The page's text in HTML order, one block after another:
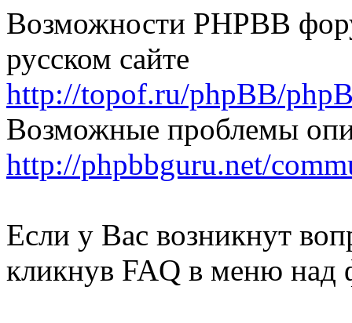
Возможности PHPBB
русском сайте
http://topof.ru/phpBB/
Возможные проблемы
http://phpbbguru.net/
Если у Вас возникнут
кликнув FAQ в меню над